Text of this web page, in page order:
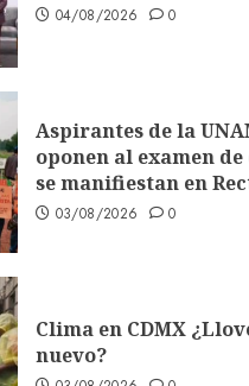
04/08/2026 0
Aspirantes de la
oponen al examen
se manifiestan en
03/08/2026 0
Clima en CDMX
nuevo?